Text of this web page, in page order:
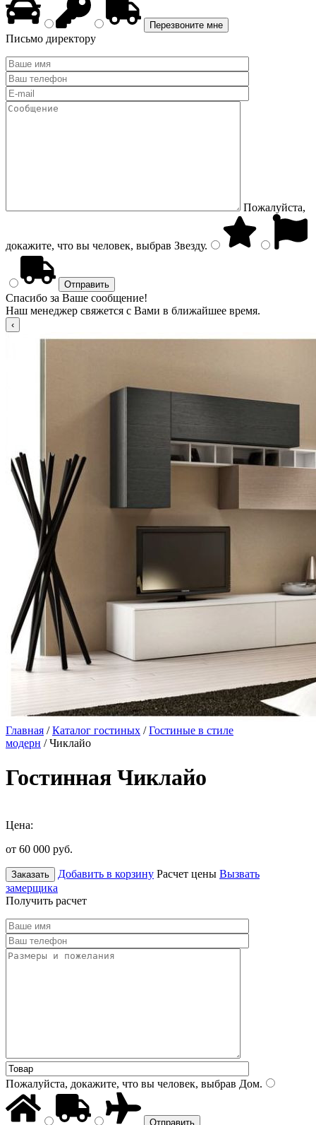
Письмо директору
Пожалуйста,
докажите, что вы человек, выбрав Звезду.
Спасибо за Ваше сообщение!
Наш менеджер свяжется с Вами в ближайшее время.
Главная /Каталог гостиных /Гостиные в стиле
модерн / Чиклайо
Гостинная Чиклайо
Цена:
от 60 000 руб.
Заказать Добавить в корзину Расчет цены Вызвать
замерщика
Получить расчет
Пожалуйста, докажите, что вы человек, выбрав Дом.